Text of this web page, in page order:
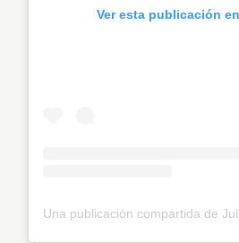
Ver esta publicación